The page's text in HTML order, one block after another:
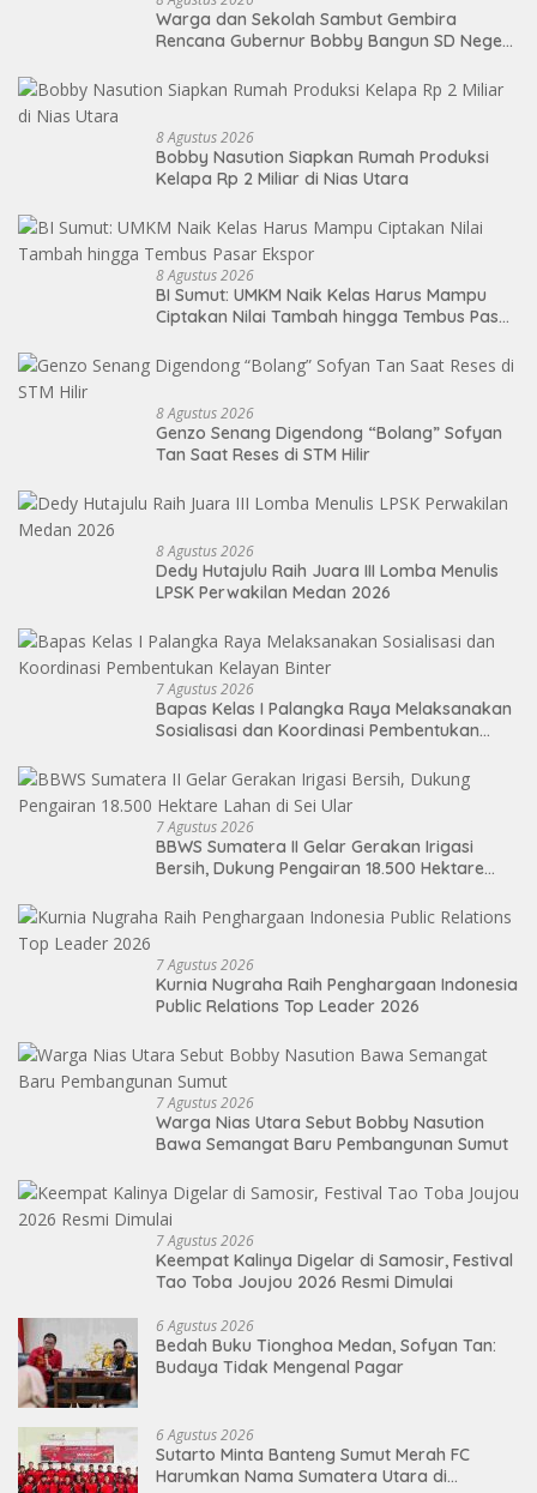
Warga dan Sekolah Sambut Gembira
Rencana Gubernur Bobby Bangun SD Negeri
8 Agustus 2026
Bobby Nasution Siapkan Rumah Produksi
Kelapa Rp 2 Miliar di Nias Utara
8 Agustus 2026
BI Sumut: UMKM Naik Kelas Harus Mampu
Ciptakan Nilai Tambah hingga Tembus Pasar
8 Agustus 2026
Genzo Senang Digendong “Bolang” Sofyan
Tan Saat Reses di STM Hilir
8 Agustus 2026
Dedy Hutajulu Raih Juara III Lomba Menulis
LPSK Perwakilan Medan 2026
7 Agustus 2026
Bapas Kelas I Palangka Raya Melaksanakan
Sosialisasi dan Koordinasi Pembentukan
7 Agustus 2026
BBWS Sumatera II Gelar Gerakan Irigasi
Bersih, Dukung Pengairan 18.500 Hektare
7 Agustus 2026
Kurnia Nugraha Raih Penghargaan Indonesia
Public Relations Top Leader 2026
7 Agustus 2026
Warga Nias Utara Sebut Bobby Nasution
Bawa Semangat Baru Pembangunan Sumut
7 Agustus 2026
Keempat Kalinya Digelar di Samosir, Festival
Tao Toba Joujou 2026 Resmi Dimulai
6 Agustus 2026
Bedah Buku Tionghoa Medan, Sofyan Tan:
Budaya Tidak Mengenal Pagar
6 Agustus 2026
Sutarto Minta Banteng Sumut Merah FC
Harumkan Nama Sumatera Utara di